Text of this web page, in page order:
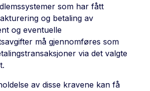
som har fått
og betaling av
og eventuelle
må gjennomføres som
via det valgte
av disse kravene kan få